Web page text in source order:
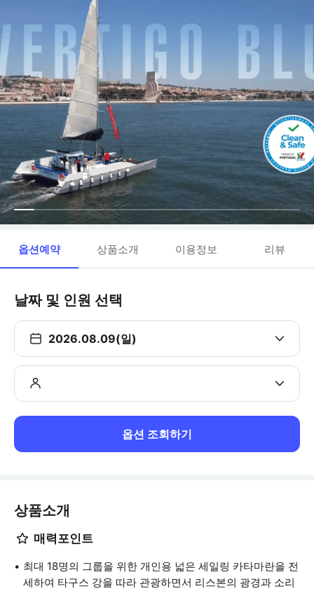
옵션예약 상품소개 이용정보 리뷰
날짜 및 인원 선택
2026.08.09(일)
옵션 조회하기
상품소개
매력포인트
최대 18명의 그룹을 위한 개인용 넓은 세일링 카타마란을 전
세하여 타구스 강을 따라 관광하면서 리스본의 광경과 소리